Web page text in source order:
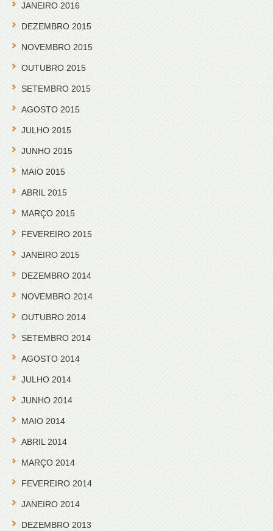
JANEIRO 2016
DEZEMBRO 2015
NOVEMBRO 2015
OUTUBRO 2015
SETEMBRO 2015
AGOSTO 2015
JULHO 2015
JUNHO 2015
MAIO 2015
ABRIL 2015
MARÇO 2015
FEVEREIRO 2015
JANEIRO 2015
DEZEMBRO 2014
NOVEMBRO 2014
OUTUBRO 2014
SETEMBRO 2014
AGOSTO 2014
JULHO 2014
JUNHO 2014
MAIO 2014
ABRIL 2014
MARÇO 2014
FEVEREIRO 2014
JANEIRO 2014
DEZEMBRO 2013